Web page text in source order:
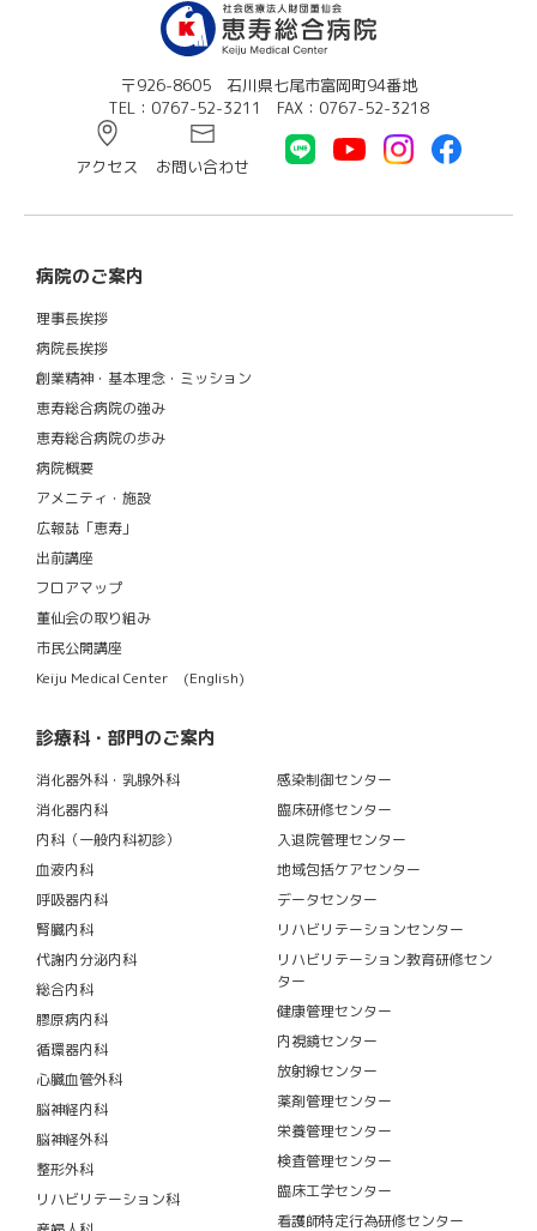
〒926-8605 石川県七尾市富岡町94番地
TEL：0767-52-3211 FAX：0767-52-3218
アクセス お問い合わせ
病院のご案内
理事長挨拶
病院長挨拶
創業精神・基本理念・ミッション
恵寿総合病院の強み
恵寿総合病院の歩み
病院概要
アメニティ・施設
広報誌「恵寿」
出前講座
フロアマップ
董仙会の取り組み
市民公開講座
Keiju Medical Center (English)
診療科・部門のご案内
消化器外科・乳腺外科
消化器内科
内科（一般内科初診）
血液内科
呼吸器内科
腎臓内科
代謝内分泌内科
総合内科
膠原病内科
循環器内科
心臓血管外科
脳神経内科
脳神経外科
整形外科
リハビリテーション科
感染制御センター
臨床研修センター
入退院管理センター
地域包括ケアセンター
データセンター
リハビリテーションセンター
リハビリテーション教育研修セン
ター
健康管理センター
内視鏡センター
放射線センター
薬剤管理センター
栄養管理センター
検査管理センター
臨床工学センター
看護師特定行為研修センター